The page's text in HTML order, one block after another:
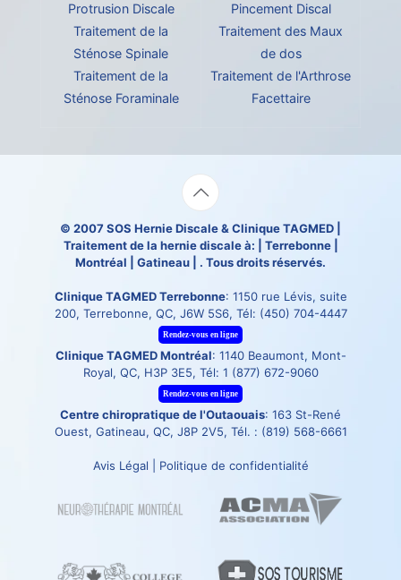
Protrusion Discale
Traitement de la
Sténose Spinale
Traitement de la
Sténose Foraminale
Pincement Discal
Traitement des Maux
de dos
Traitement de l'Arthrose
Facettaire
© 2007SOS Hernie Discale&Clinique TAGMED
Traitement de la hernie discale à: | Terrebonne |
Montréal | Gatineau | . Tous droits réservés.
Clinique TAGMED Terrebonne: 1150 rue Lévis, suite
200, Terrebonne, QC, J6W 5S6, Tél: (450) 704-4447
Rendez-vous en ligne
Clinique TAGMED Montréal: 1140 Beaumont, Mont-
Royal, QC, H3P 3E5, Tél: 1 (877) 672-9060
Rendez-vous en ligne
Centre chiropratique de l'Outaouais: 163 St-René
Ouest, Gatineau, QC, J8P 2V5, Tél. : (819) 568-6661
Avis Légal Politique de confidentialité